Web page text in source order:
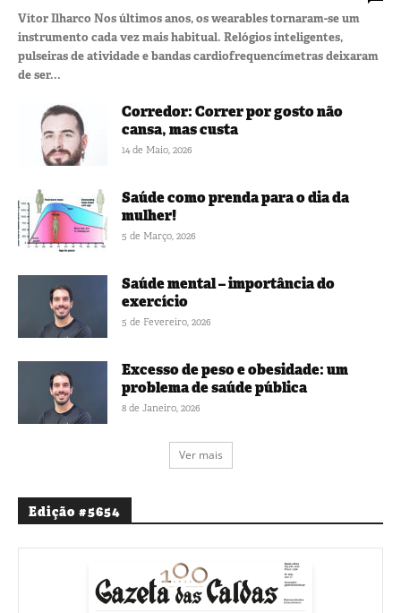
Vítor Ilharco Nos últimos anos, os wearables tornaram-se um
instrumento cada vez mais habitual. Relógios inteligentes,
pulseiras de atividade e bandas cardiofrequencímetras deixaram
de ser...
Corredor: Correr por gosto não
cansa, mas custa
14 de Maio, 2026
Saúde como prenda para o dia da
mulher!
5 de Março, 2026
Saúde mental – importância do
exercício
5 de Fevereiro, 2026
Excesso de peso e obesidade: um
problema de saúde pública
8 de Janeiro, 2026
Ver mais
Edição #5654